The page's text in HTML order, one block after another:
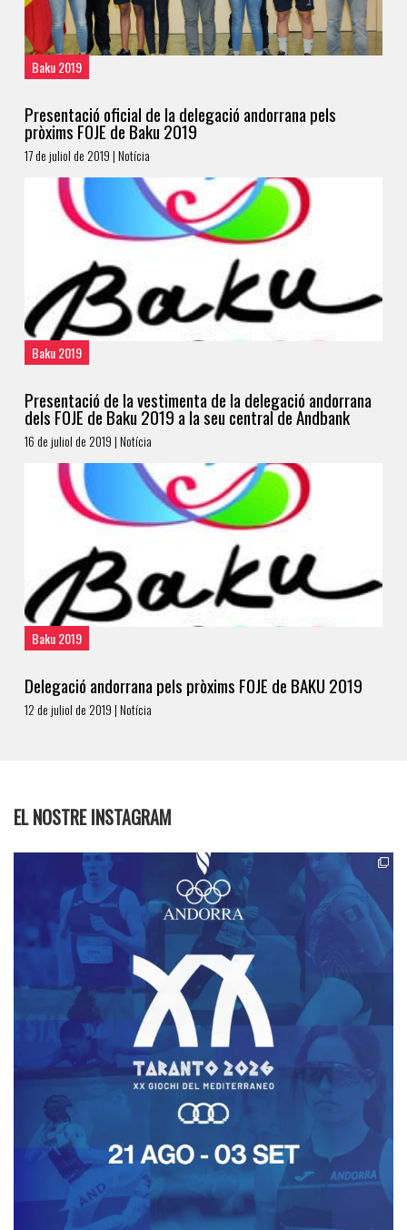
Baku 2019
Presentació oficial de la delegació andorrana pels
pròxims FOJE de Baku 2019
17 de juliol de 2019 | Notícia
Baku 2019
Presentació de la vestimenta de la delegació andorrana
dels FOJE de Baku 2019 a la seu central de Andbank
16 de juliol de 2019 | Notícia
Baku 2019
Delegació andorrana pels pròxims FOJE de BAKU 2019
12 de juliol de 2019 | Notícia
EL NOSTRE INSTAGRAM